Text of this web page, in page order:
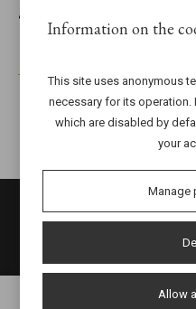
Trio
18
Information on the
This site uses anonymous
necessary for its operation.
which are disabled by
your
Manage
Allow